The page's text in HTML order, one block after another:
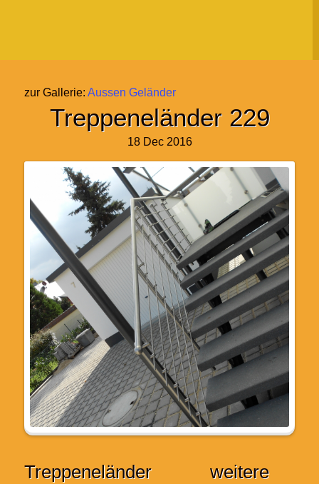
zur Gallerie: Aussen Geländer
Treppeneländer 229
18 Dec 2016
Treppeneländer
weitere